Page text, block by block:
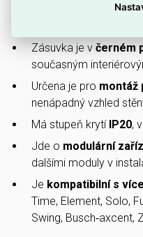
USB‑C
Zásuvka je v černém
současným
Určena je pro montáž
nenápadný vzhled
Má stupeň krytí IP20,
Jde o modulární
dalšími moduly v
Je kompatibilní s
Time, Element, Solo,
Swing, Busch‑axcent,